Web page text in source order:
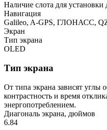
Наличие слота для
Навигация
Galileo, A-GPS, ГЛОНАСС,
Экран
Тип экрана
OLED
Тип экрана
От типа экрана зависят углы
контрастность и время
энергопотреблением.
Диагональ экрана, дюймов
6.84